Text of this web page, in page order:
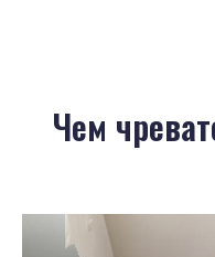
Чем